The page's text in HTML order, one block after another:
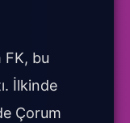
FK, bu
İlkinde
Çorum